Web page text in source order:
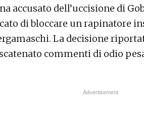
accusato dell’uccisione di
di bloccare un rapinatore
La decisione
commenti di odio